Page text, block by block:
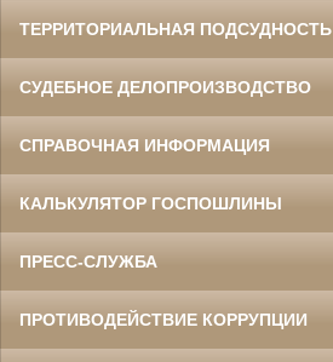
ТЕРРИТОРИАЛЬНАЯ ПОДСУДНОСТЬ
СУДЕБНОЕ ДЕЛОПРОИЗВОДСТВО
СПРАВОЧНАЯ ИНФОРМАЦИЯ
КАЛЬКУЛЯТОР ГОСПОШЛИНЫ
ПРЕСС-СЛУЖБА
ПРОТИВОДЕЙСТВИЕ КОРРУПЦИИ